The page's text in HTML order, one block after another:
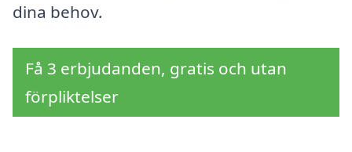
dina behov.
Få 3 erbjudanden, gratis och utan
förpliktelser